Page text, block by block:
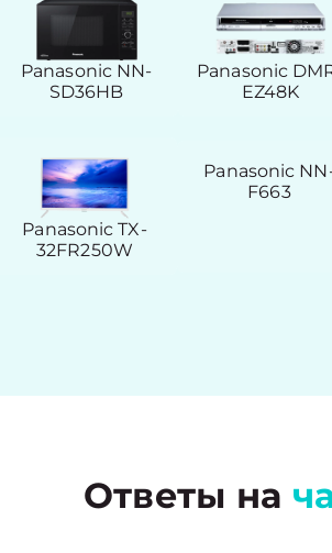
Panasonic NN-
SD36HB
Panasonic
EZ48K
Panasonic TX-
32FR250W
Panasonic
F663
Ответы на